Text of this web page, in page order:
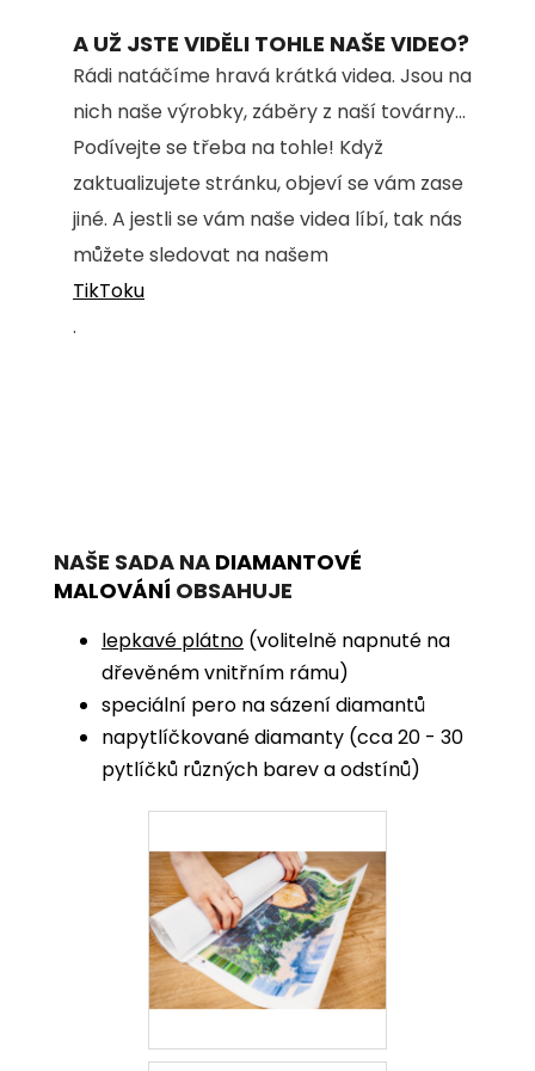
A UŽ JSTE VIDĚLI TOHLE NAŠE VIDEO?
Rádi natáčíme hravá krátká videa. Jsou na
nich naše výrobky, záběry z naší továrny...
Podívejte se třeba na tohle! Když
zaktualizujete stránku, objeví se vám zase
jiné. A jestli se vám naše videa líbí, tak nás
můžete sledovat na našem
TikToku
.
NAŠE SADA NA DIAMANTOVÉ
MALOVÁNÍ OBSAHUJE
lepkavé plátno (volitelně napnuté na
dřevěném vnitřním rámu)
speciální pero na sázení diamantů
napytlíčkované diamanty (cca 20 - 30
pytlíčků různých barev a odstínů)